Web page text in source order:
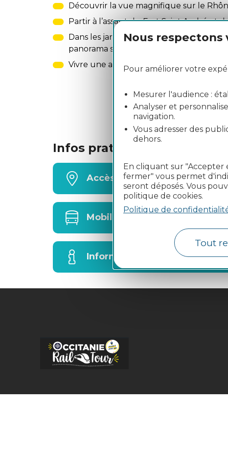
Nous respectons
Pour améliorer votre
Mesurer l'audience :
Analyser et
navigation.
Vous adresser des
dehors.
En cliquant sur "Accepter
fermer" vous permet
seront déposés. Vous
politique de cookies.
Politique de
Tout
Découvrir la vue magnifique sur le
Partir à l’assaut du Fort Saint André et
Dans les jardins de l’abbaye Saint
panorama sur la vallée du Rhône et le
Vivre une aventure artistique dans le
Infos pratiques
Accès
Mobilité et cars liO
Information